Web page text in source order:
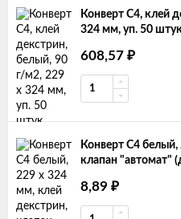
Конверт С4, клей
324 мм, уп. 50
608,57 ₽
Конверт С4
клапан "автомат"
8,89 ₽